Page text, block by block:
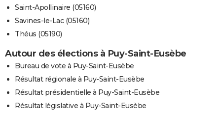
Saint-Apollinaire (05160)
Savines-le-Lac (05160)
Théus (05190)
Autour des élections à Puy-Saint-Eusèbe
Bureau de vote à Puy-Saint-Eusèbe
Résultat régionale à Puy-Saint-Eusèbe
Résultat présidentielle à Puy-Saint-Eusèbe
Résultat législative à Puy-Saint-Eusèbe